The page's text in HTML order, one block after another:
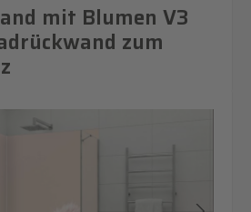
mit Blumen V3
zum